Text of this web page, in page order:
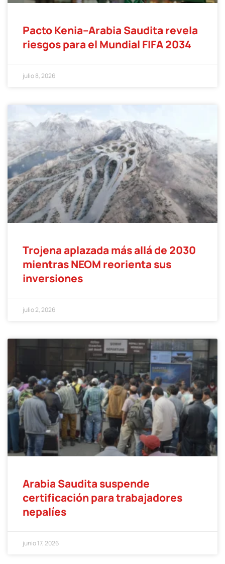
Pacto Kenia–Arabia Saudita revela
riesgos para el Mundial FIFA 2034
julio 8, 2026
Trojena aplazada más allá de 2030
mientras NEOM reorienta sus
inversiones
julio 2, 2026
Arabia Saudita suspende
certificación para trabajadores
nepalíes
junio 17, 2026